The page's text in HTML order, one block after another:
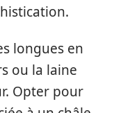
longues en
ou la laine
Opter pour